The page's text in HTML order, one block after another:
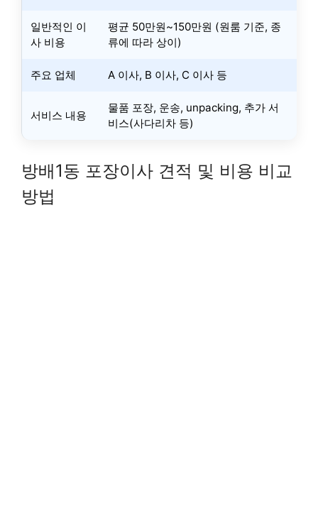
일반적인 이
사 비용
평균 50만원~150만원 (원룸 기준, 종
류에 따라 상이)
주요 업체 A 이사, B 이사, C 이사 등
서비스 내용
물품 포장, 운송, unpacking, 추가 서
비스(사다리차 등)
방배1동 포장이사 견적 및 비용 비교
방법